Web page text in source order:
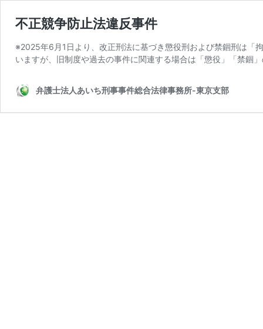
不正競争防止法違反事件
※2025年6月1日より、改正刑法に基づき懲役刑および禁錮刑は「
いますが、旧制度や過去の事件に関連する場合は「懲役」「禁錮
弁護士法人あいち刑事事件総合法律事務所-東京支部